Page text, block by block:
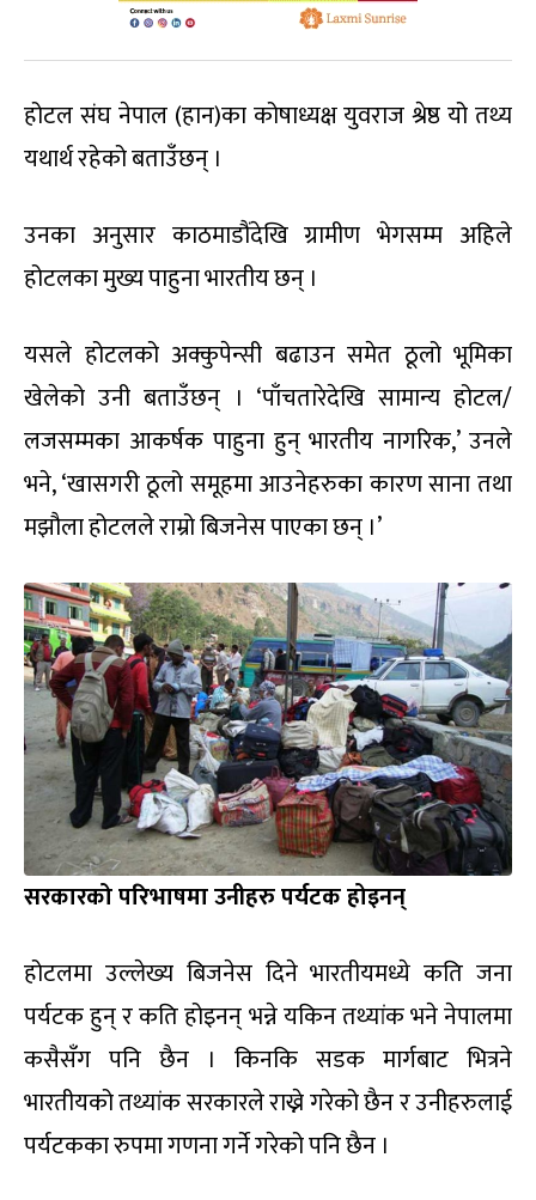
होटल संघ नेपाल (हान)का कोषाध्यक्ष युवराज श्रेष्ठ यो तथ्य
यथार्थ रहेको बताउँछन् ।
उनका अनुसार काठमाडौंदेखि ग्रामीण भेगसम्म अहिले
होटलका मुख्य पाहुना भारतीय छन् ।
यसले होटलको अक्कुपेन्सी बढाउन समेत ठूलो भूमिका
खेलेको उनी बताउँछन् । ‘पाँचतारेदेखि सामान्य होटल/
लजसम्मका आकर्षक पाहुना हुन् भारतीय नागरिक,’ उनले
भने, ‘खासगरी ठूलो समूहमा आउनेहरुका कारण साना तथा
मझौला होटलले राम्रो बिजनेस पाएका छन् ।’
सरकारको परिभाषमा उनीहरु पर्यटक होइनन्
होटलमा उल्लेख्य बिजनेस दिने भारतीयमध्ये कति जना
पर्यटक हुन् र कति होइनन् भन्ने यकिन तथ्यांक भने नेपालमा
कसैसँग पनि छैन । किनकि सडक मार्गबाट भित्रने
भारतीयको तथ्यांक सरकारले राख्ने गरेको छैन र उनीहरुलाई
पर्यटकका रुपमा गणना गर्ने गरेको पनि छैन ।